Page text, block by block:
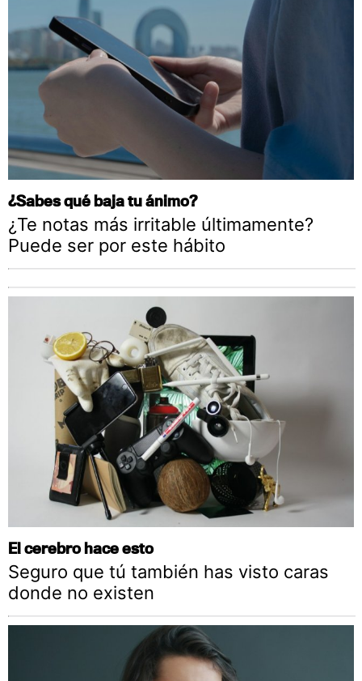
¿Sabes qué baja tu ánimo?
¿Te notas más irritable últimamente?
Puede ser por este hábito
El cerebro hace esto
Seguro que tú también has visto caras
donde no existen